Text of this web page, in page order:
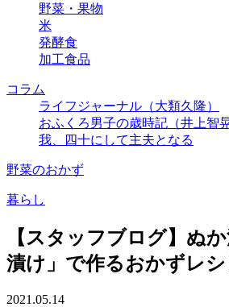
野菜・果物
米
発酵食
加工食品
コラム
ライフジャーナル（大類久隆）
おふくろ男子の歳時記（井上智晃
我、四十にして主夫となる
野菜のおかず
暮らし
【スタッフブログ】ぬ
漬け」で作るおかずレ
2021.05.14